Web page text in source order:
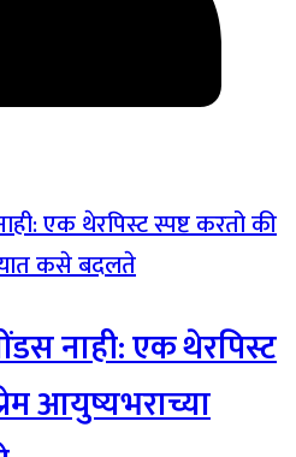
नाही: एक थेरपिस्ट
आयुष्यभराच्या